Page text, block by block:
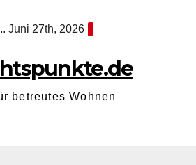
Juni 27th, 2026
betreutes Wohnen